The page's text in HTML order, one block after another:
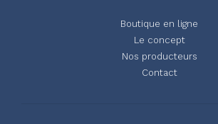
Boutique en ligne
Le concept
Nos producteurs
Contact